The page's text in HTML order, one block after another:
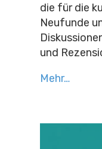
die für die
Neufunde
und
Mehr…